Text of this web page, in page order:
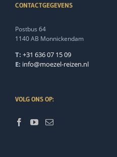
CONTACTGEGEVENS
Postbus 64
1140 AB Monnickendam
T: +31 636 07 15 09
E: info@moezel-reizen.nl
VOLG ONS OP: